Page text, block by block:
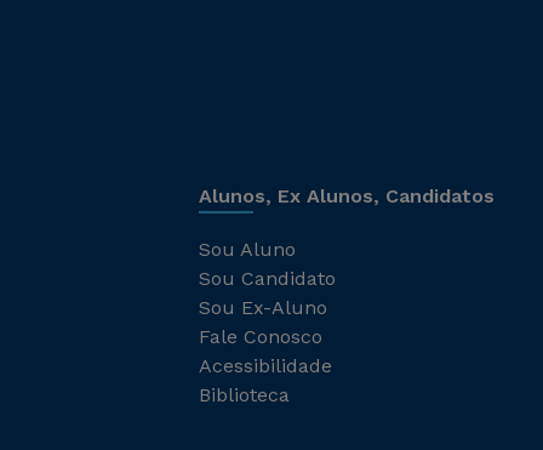
Alunos, Ex Alunos, Candidatos
Sou Aluno
Sou Candidato
Sou Ex-Aluno
Fale Conosco
Acessibilidade
Biblioteca